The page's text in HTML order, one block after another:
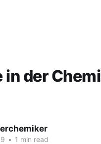
in der
• 1 min read